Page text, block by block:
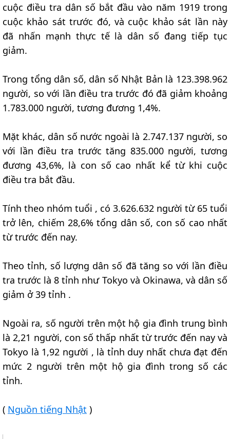
cuộc điều tra dân số bắt đầu vào năm 1919 trong
cuộc khảo sát trước đó, và cuộc khảo sát lần này
đã nhấn mạnh thực tế là dân số đang tiếp tục
giảm.
Trong tổng dân số, dân số Nhật Bản là 123.398.962
người, so với lần điều tra trước đó đã giảm khoảng
1.783.000 người, tương đương 1,4%.
Mặt khác, dân số nước ngoài là 2.747.137 người, so
với lần điều tra trước tăng 835.000 người, tương
đương 43,6%, là con số cao nhất kể từ khi cuộc
điều tra bắt đầu.
Tính theo nhóm tuổi , có 3.626.632 người từ 65 tuổi
trở lên, chiếm 28,6% tổng dân số, con số cao nhất
từ trước đến nay.
Theo tỉnh, số lượng dân số đã tăng so với lần điều
tra trước là 8 tỉnh như Tokyo và Okinawa, và dân số
giảm ở 39 tỉnh .
Ngoài ra, số người trên một hộ gia đình trung bình
là 2,21 người, con số thấp nhất từ trước đến nay và
Tokyo là 1,92 người , là tỉnh duy nhất chưa đạt đến
mức 2 người trên một hộ gia đình trong số các
tỉnh.
( Nguồn tiếng Nhật )